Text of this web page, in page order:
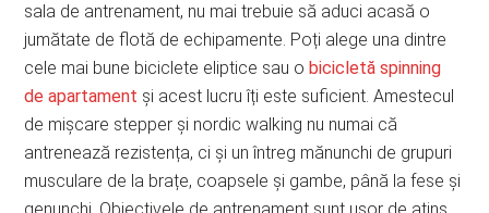
sala de antrenament, nu mai trebuie să aduci acasă o
jumătate de flotă de echipamente. Poți alege una dintre
cele mai bune biciclete eliptice sau obicicletă spinning
de apartament și acest lucru îți este suficient. Amestecul
de mișcare stepper și nordic walking nu numai că
antrenează rezistența, ci și un întreg mănunchi de grupuri
musculare de la brațe, coapsele și gambe, până la fese și